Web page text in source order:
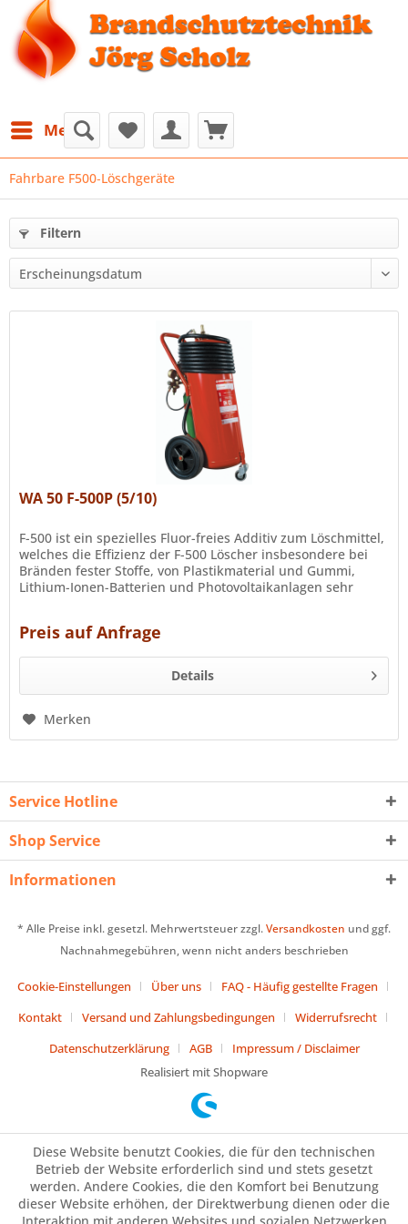
Menü
Fahrbare F500‐Löschgeräte
Filtern
WA 50 F-500P (5/10)
F-500 ist ein spezielles Fluor-freies Additiv zum Löschmittel,
welches die Effizienz der F-500 Löscher insbesondere bei
Bränden fester Stoffe, von Plastikmaterial und Gummi,
Lithium-Ionen-Batterien und Photovoltaikanlagen sehr
Preis auf Anfrage
Details
Merken
Service Hotline
Shop Service
Informationen
* Alle Preise inkl. gesetzl. Mehrwertsteuer zzgl.Versandkosten und ggf.
Nachnahmegebühren, wenn nicht anders beschrieben
Cookie-Einstellungen Über uns
FAQ - Häufig gestellte Fragen
Kontakt
Versand und Zahlungsbedingungen
Widerrufsrecht
Datenschutzerklärung
AGB
Impressum / Disclaimer
Realisiert mit Shopware
Diese Website benutzt Cookies, die für den technischen
Betrieb der Website erforderlich sind und stets gesetzt
werden. Andere Cookies, die den Komfort bei Benutzung
dieser Website erhöhen, der Direktwerbung dienen oder die